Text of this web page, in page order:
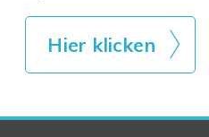
Hier klicken